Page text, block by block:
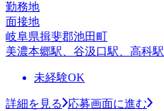
勤務地
面接地
岐阜県揖斐郡池田町
美濃本郷駅、谷汲口駅、高科駅
未経験OK
詳細を見る
応募画面に進む